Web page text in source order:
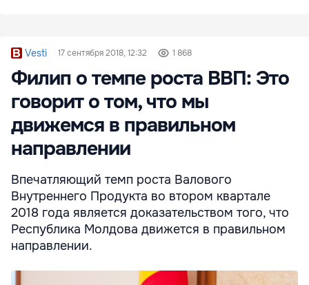
Vesti 17 сентября 2018, 12:32 1 868
Филип о темпе роста ВВП: Это
говорит о том, что мы
движемся в правильном
направлении
Впечатляющий темп роста Валового
Внутреннего Продукта во втором квартале
2018 года является доказательством того, что
Республика Молдова движется в правильном
направлении.